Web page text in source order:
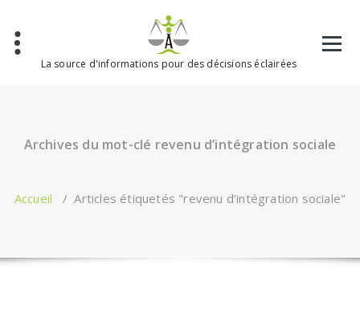
contenu
La source d'informations pour des décisions éclairées
Archives du mot-clé revenu d’intégration sociale
Accueil /Articles étiquetés "revenu d’intégration sociale"